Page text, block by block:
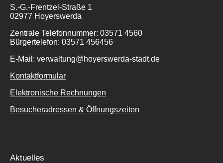
S.-G.-Frentzel-Straße 1
02977 Hoyerswerda
Zentrale Telefonnummer: 03571 4560
Bürgertelefon: 03571 456456
E-Mail: verwaltung@hoyerswerda-stadt.de
Kontaktformular
Elektronische Rechnungen
Besucheradressen & Öffnungszeiten
Aktuelles